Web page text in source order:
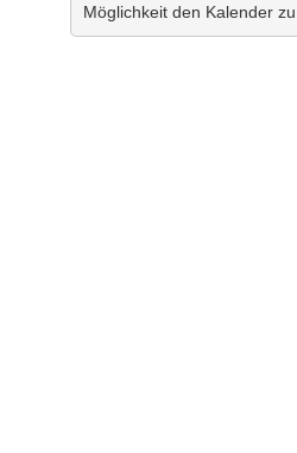
Möglichkeit den Kalender